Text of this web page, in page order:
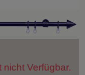
nicht Verfügbar.